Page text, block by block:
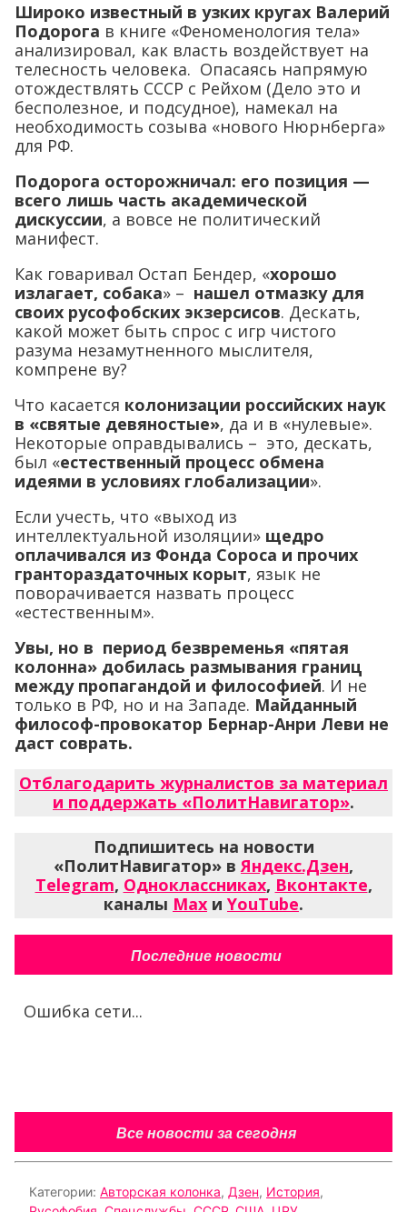
Широко известный в узких кругах Валерий
Подорога в книге «Феноменология тела»
анализировал, как власть воздействует на
телесность человека. Опасаясь напрямую
отождествлять СССР с Рейхом (Дело это и
бесполезное, и подсудное), намекал на
необходимость созыва «нового Нюрнберга»
для РФ.
Подорога осторожничал: его позиция —
всего лишь часть академической
дискуссии, а вовсе не политический
манифест.
Как говаривал Остап Бендер, «хорошо
излагает, собака» – нашел отмазку для
своих русофобских экзерсисов. Дескать,
какой может быть спрос с игр чистого
разума незамутненного мыслителя,
компрене ву?
Что касается колонизации российских наук
в «святые девяностые», да и в «нулевые».
Некоторые оправдывались – это, дескать,
был «естественный процесс обмена
идеями в условиях глобализации».
Если учесть, что «выход из
интеллектуальной изоляции» щедро
оплачивался из Фонда Сороса и прочих
грантораздаточных корыт, язык не
поворачивается назвать процесс
«естественным».
Увы, но в период безвременья «пятая
колонна» добилась размывания границ
между пропагандой и философией. И не
только в РФ, но и на Западе. Майданный
философ-провокатор Бернар-Анри Леви не
даст соврать.
Отблагодарить журналистов за материал
и поддержать «ПолитНавигатор».
Подпишитесь на новости
«ПолитНавигатор» вЯндекс.Дзен,
Telegram, Одноклассниках, Вконтакте,
каналы Max и YouTube.
Последние новости
Ошибка сети...
Все новости за сегодня
Категории: Авторская колонка, Дзен, История,